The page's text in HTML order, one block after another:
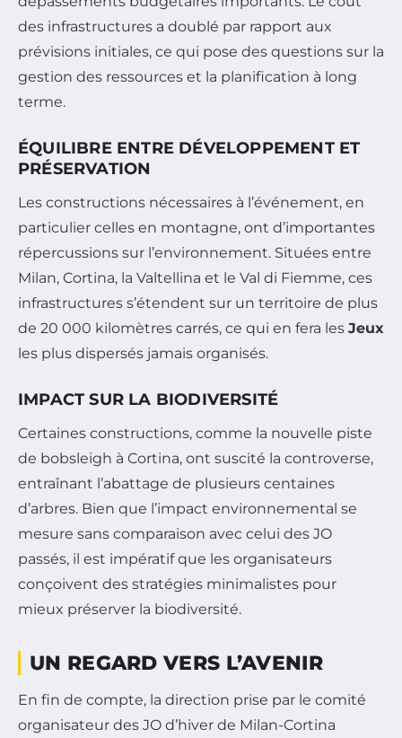
des infrastructures a doublé par rapport aux
prévisions initiales, ce qui pose des questions sur la
gestion des ressources et la planification à long
terme.
ÉQUILIBRE ENTRE DÉVELOPPEMENT ET
PRÉSERVATION
Les constructions nécessaires à l’événement, en
particulier celles en montagne, ont d’importantes
répercussions sur l’environnement. Situées entre
Milan, Cortina, la Valtellina et le Val di Fiemme, ces
infrastructures s’étendent sur un territoire de plus
de 20 000 kilomètres carrés, ce qui en fera les Jeux
les plus dispersés jamais organisés.
IMPACT SUR LA BIODIVERSITÉ
Certaines constructions, comme la nouvelle piste
de bobsleigh à Cortina, ont suscité la controverse,
entraînant l’abattage de plusieurs centaines
d’arbres. Bien que l’impact environnemental se
mesure sans comparaison avec celui des JO
passés, il est impératif que les organisateurs
conçoivent des stratégies minimalistes pour
mieux préserver la biodiversité.
UN REGARD VERS L’AVENIR
En fin de compte, la direction prise par le comité
organisateur des JO d’hiver de Milan-Cortina